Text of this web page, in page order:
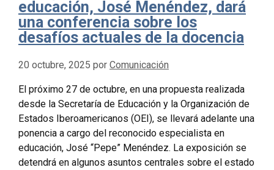
educación, José Menéndez, dará
una conferencia sobre los
desafíos actuales de la docencia
20 octubre, 2025 por Comunicación
El próximo 27 de octubre, en una propuesta realizada
desde la Secretaría de Educación y la Organización de
Estados Iberoamericanos (OEI), se llevará adelante una
ponencia a cargo del reconocido especialista en
educación, José “Pepe” Menéndez. La exposición se
detendrá en algunos asuntos centrales sobre el estado